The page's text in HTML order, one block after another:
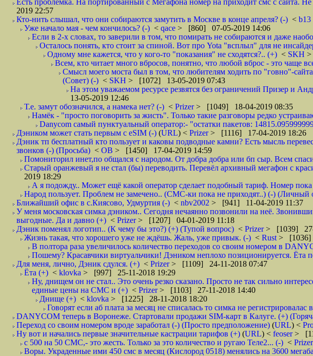
Есть проблемка. На портированный с Мегафона номер на приходит смс с сайта.
2019 22:57
Кто-нить слышал, что они собираются замутить в Москве в конце апреля? (-) < b13
Уже начало мая - чем кончилось? (-) < qace > [860] 07-05-2019 14:06
Если в 2-х словах, то заверили в том, что помирать не собираются и даже
Осталось понять, кто стоит за спиной. Вот про Yota "всплыл" для не
Одному мне кажется, что у кого-то "показания" не сходятся?.. (+) < SKH >
Всем, кто читает много вбросов, понятно, что любой вброс - это чаще
Смысл моего моста был в том, что любителям ходить по "говно"-
(Совет) (-) < SKH > [1072] 13-05-2019 07:43
На этом уважаемом ресурсе резвятся без ограничений Призер и
13-05-2019 12:46
Т.е. замут обозначился, а намека нет? (-) < Prizer> [1049] 18-04-2019 08:35
Намёк - "просто поговорить за жисть". Только такие разговоры редко
Danycom самый пунктуальный оператор:- "остатки пакетов:
Дэником может стать первым с еSIM (-) (URL) < Prizer> [1116] 17-04-2019 18:26
Дэник тп бесплатный кто пользует и каковы подводные камни? Есть мысль
звонков (-) (Просьба) < ОВ > [1450] 17-04-2019 14:59
Помониторил инет,по общался с народом. От добра добра или бп сыр. Всем
Старый оранжевый я не стал (бы) переводить. Перевёл архивный мегафон с
2019 18:29
А я подожду.. Может ещё какой оператор сделает подобный тариф. Номер
Народ пользует. Проблем не замечено.. (СМС-ки пока не приходят..) (-) (Личный
Ближайший офис в с.Киясово, Удмуртия (-) < nbv2002 > [941] 11-04-2019 11:37
У меня московская симка дэником.. Сегодня нечаянно позвонили на неё.
выгодные. Да и давно (+) < Prizer> [1207] 04-01-2019 11:18
Дэник поменял логотип.. (К чему бы это?) (+) (Тупой вопрос) < Prizer> [1039] 27-
Жизнь такая, что хорошего уже не ждёшь. Жаль, уже привык. (-) < Rust > [1036]
В полтора раза увеличилось количество переходов со своим номером в
Пошему? Красавчики виртуальчики! Дэником неплохо позиционируется.
Для меня, лично, Дэник сдулся. (+) < Prizer> [1109] 24-11-2018 07:47
Ёта (+) < klovka > [997] 25-11-2018 19:29
Ну, днищем он не стал.. Это очень резко сказано. Просто не так сильно
единые цены на СМС и (+) < Prizer> [1103] 27-11-2018 14:40
Днище (+) < klovka > [1225] 28-11-2018 18:20
Говорят если аб плата за месяц не списалась то симка не регистрировалас
DANYCOM теперь в Воронеже. Стартовали продажи SIM-карт в Калуге. (+)
Переход со своим номером вроде заработал (-) (Просто предположение) (URL) <
Ну вот и начались первые значительные кастрации тарифов (+) (URL) < feoser>
с 500 на 50 СМС,- это жесть. Только за это количество и ругаю Теле2... (-) < Prizer
Воры. Украденные ими 450 смс в месяц (Кислород 0518) менялись на 3600